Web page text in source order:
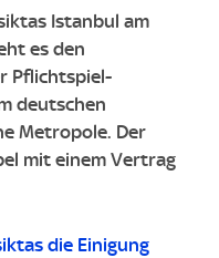
Istanbul am
es den
Pflichtspiel-
deutschen
Metropole. Der
mit einem Vertrag
die Einigung